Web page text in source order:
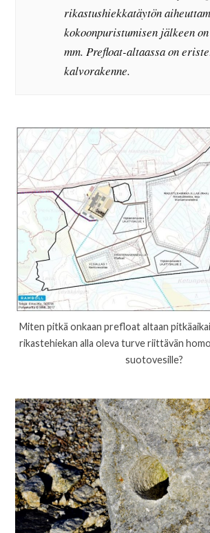
rikastushiekkatäytön
kokoonpuristumisen jälkeen
mm. Prefloat-altaassa on
kalvorakenne.
Miten pitkä onkaan prefloat altaan
rikastehiekan alla oleva turve riittävän
suotovesille?